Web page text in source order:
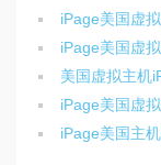
iPage美国虚
iPage美国虚
美国虚拟主机
iPage美国虚
iPage美国主